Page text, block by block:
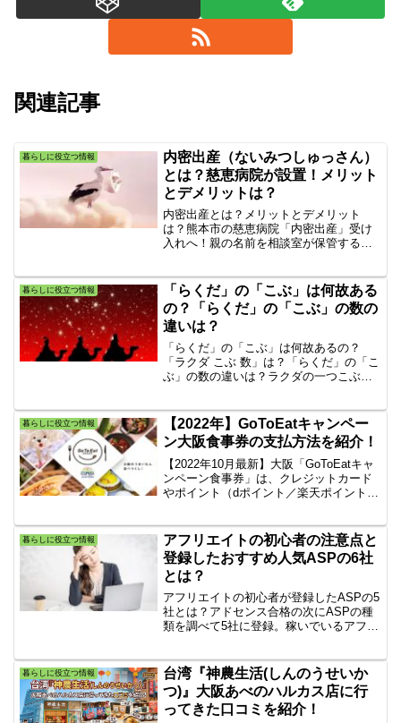
関連記事
暮らしに役立つ情報
内密出産（ないみつしゅっさん）
とは？慈恵病院が設置！メリット
とデメリットは？
内密出産とは？メリットとデメリット
は？熊本市の慈恵病院「内密出産」受け
入れへ！親の名前を相談室が保管する仕
り悩みを抱えている人のための相談窓口
です。一人で悩まないで！まずは慈恵病
院の相談員に相談を！
暮らしに役立つ情報
「らくだ」の「こぶ」は何故ある
の？「らくだ」の「こぶ」の数の
違いは？
「らくだ」の「こぶ」は何故あるの？
「ラクダ こぶ 数」は？「らくだ」の「こ
ぶ」の数の違いは？ラクダの一つこぶと
くだの口が曲がっている理由は？そんな
ラクダの疑問を解決します！
暮らしに役立つ情報
【2022年】GoToEatキャンペー
ン大阪食事券の支払方法を紹介！
【2022年10月最新】大阪「GoToEatキャ
ンペーン食事券」は、クレジットカード
やポイント（dポイント／楽天ポイント／
PayPay・au PAY ・ゆうちょPayなどの
決済方法にてファミマでお支払いできま
す。
暮らしに役立つ情報
アフリエイトの初心者の注意点と
登録したおすすめ人気ASPの6社
とは？
アフリエイトの初心者が登録したASPの5
社とは？アドセンス合格の次にASPの種
類を調べて5社に登録。稼いでいるアフリ
初めてのASP登録はこの掲載している上
位6社で十分でした。
暮らしに役立つ情報
台湾『神農生活(しんのうせいか
つ)』大阪あべのハルカス店に行
ってきた口コミを紹介！